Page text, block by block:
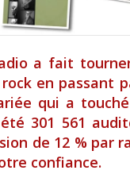
a fait
rock en passant
qui a
301 561
de 12 % par
confiance.